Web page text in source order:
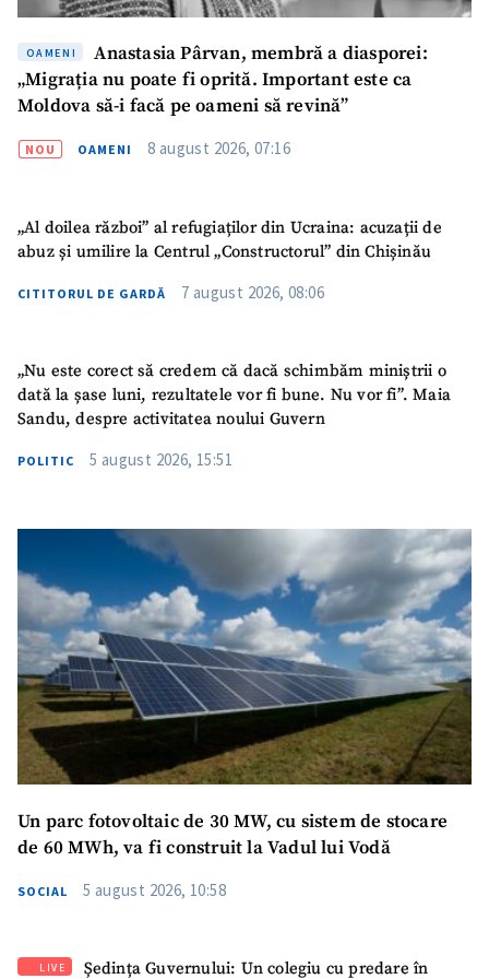
OAMENI
Anastasia Pârvan, membră a diasporei:
„Migrația nu poate fi oprită. Important este ca
Moldova să-i facă pe oameni să revină”
NOU OAMENI 8 august 2026, 07:16
„Al doilea război” al refugiaților din Ucraina: acuzații de
abuz și umilire la Centrul „Constructorul” din Chișinău
CITITORUL DE GARDĂ 7 august 2026, 08:06
„Nu este corect să credem că dacă schimbăm miniștrii o
dată la șase luni, rezultatele vor fi bune. Nu vor fi”. Maia
Sandu, despre activitatea noului Guvern
POLITIC 5 august 2026, 15:51
Un parc fotovoltaic de 30 MW, cu sistem de stocare
de 60 MWh, va fi construit la Vadul lui Vodă
SOCIAL 5 august 2026, 10:58
LIVE Ședința Guvernului: Un colegiu cu predare în